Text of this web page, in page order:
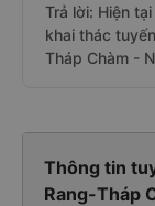
Trả lời: Hiện
khai thác
Tháp Chàm -
Thông tin
Rang-Tháp